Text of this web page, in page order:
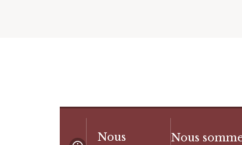
Nous
Nous